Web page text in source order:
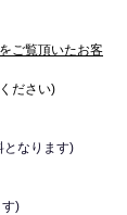
ご覧頂いたお客
ださい)​​
なります)
)